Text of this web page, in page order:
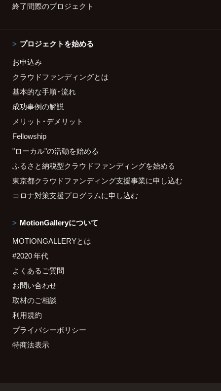
終了間際のプロジェクト
プロジェクトを始める
お申込み
クラウドファンディングとは
基本的な手順・流れ
成功事例の解説
メリット・デメリット
Fellowship
"ローカル"の活動を始める
ふるさと納税型クラウドファンディングを始める
東京都クラウドファンディング支援事業に申し込む
コロナ対策支援プログラムに申し込む
MotionGalleryについて
MOTIONGALLERYとは
#2020 年代
よくあるご質問
お問い合わせ
取材のご相談
利用規約
プライバシーポリシー
特商法表示